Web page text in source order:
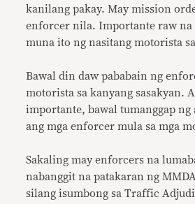
kanilang pakay. May mission
enforcer nila. Importante raw na
muna ito ng nasitang motorista
Bawal din daw pababain ng
motorista sa kanyang sasakyan.
importante, ba­wal tumanggap ng
ang mga enforcer mula sa mga
Sakaling may enfor­cers na
nabanggit na patakaran ng
silang isumbong sa Traffic